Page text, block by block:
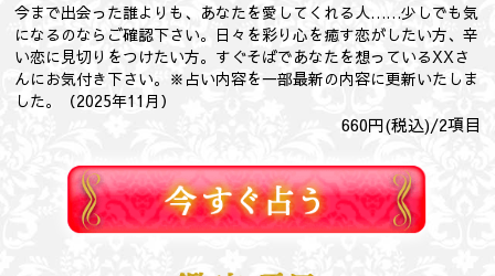
今まで出会った誰よりも、あなたを愛してくれる人……少しでも気
になるのならご確認下さい。日々を彩り心を癒す恋がしたい方、辛
い恋に見切りをつけたい方。すぐそばであなたを想っているXXさ
んにお気付き下さい。※占い内容を一部最新の内容に更新いたしま
した。（2025年11月）
660円(税込)/2項目